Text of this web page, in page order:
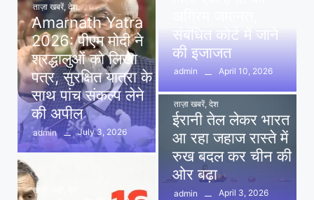
ताज़ा खबरें, देश
Amarnath Yatra
2026: पीएम मोदी ने
श्रद्धालुओं को लिखा
पत्र, सुरक्षित यात्रा के
साथ पांच संकल्प लेने
की अपील
admin July 3, 2026
ताज़ा खबरें
संबंधित कोर्ट में जाने
की इजाजत
admin April 10, 2026
ताज़ा खबरें, देश
ईरानी तेल लेकर भारत
आ रहा जहाज रास्ते में
रुख बदल कर चीन की
ओर बढ़ा
admin
April 3, 2026